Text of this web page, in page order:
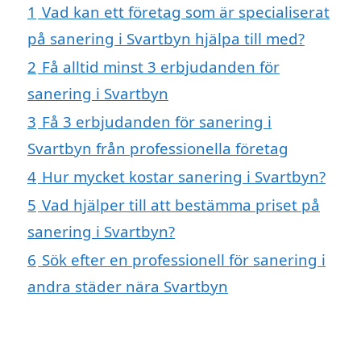
1 Vad kan ett företag som är specialiserat
på sanering i Svartbyn hjälpa till med?
2 Få alltid minst 3 erbjudanden för
sanering i Svartbyn
3 Få 3 erbjudanden för sanering i
Svartbyn från professionella företag
4 Hur mycket kostar sanering i Svartbyn?
5 Vad hjälper till att bestämma priset på
sanering i Svartbyn?
6 Sök efter en professionell för sanering i
andra städer nära Svartbyn